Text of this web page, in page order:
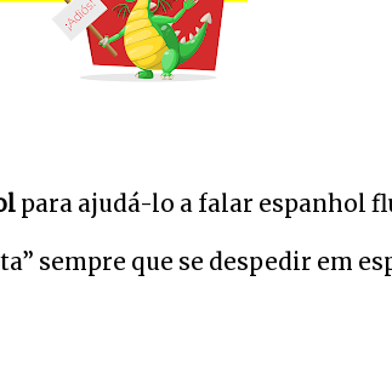
para ajudá-lo a falar espanhol
sempre que se despedir em